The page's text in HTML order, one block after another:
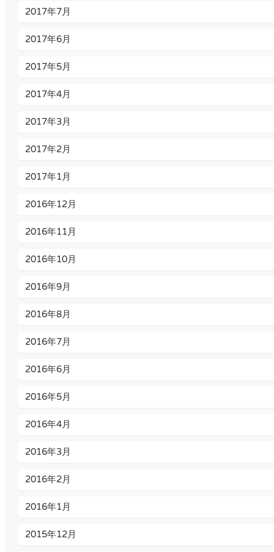
2017年7月
2017年6月
2017年5月
2017年4月
2017年3月
2017年2月
2017年1月
2016年12月
2016年11月
2016年10月
2016年9月
2016年8月
2016年7月
2016年6月
2016年5月
2016年4月
2016年3月
2016年2月
2016年1月
2015年12月